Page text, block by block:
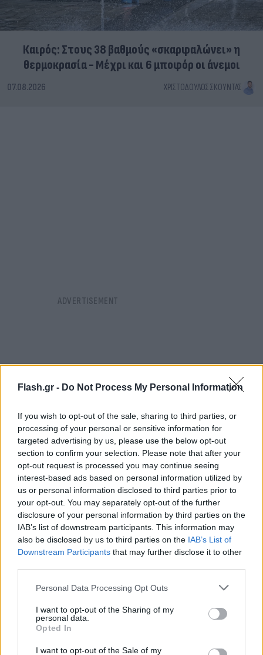
Flash.gr - Do Not Process My Personal Information
If you wish to opt-out of the sale, sharing to third parties, or
processing of your personal or sensitive information for
targeted advertising by us, please use the below opt-out
section to confirm your selection. Please note that after your
opt-out request is processed you may continue seeing
interest-based ads based on personal information utilized by
us or personal information disclosed to third parties prior to
your opt-out. You may separately opt-out of the further
disclosure of your personal information by third parties on the
IAB’s list of downstream participants. This information may
also be disclosed by us to third parties on the IAB’s List of
Downstream Participants that may further disclose it to other
Please note that this website/app uses one or more Google
not limited to your visit or usage behaviour. You may click to
grant or deny consent to Google and its third-party tags to
use your data for below specified purposes in below Google
consent section.
Personal Data Processing Opt Outs
I want to opt-out of the Sharing of my
personal data.
Opted In
I want to opt-out of the Sale of my
Καιρός: Στους 38 βαθμούς «σκαρφαλώνει» η
θερμοκρασία - Μέχρι και 6 μποφόρ οι άνεμοι
FLASH FOCUS